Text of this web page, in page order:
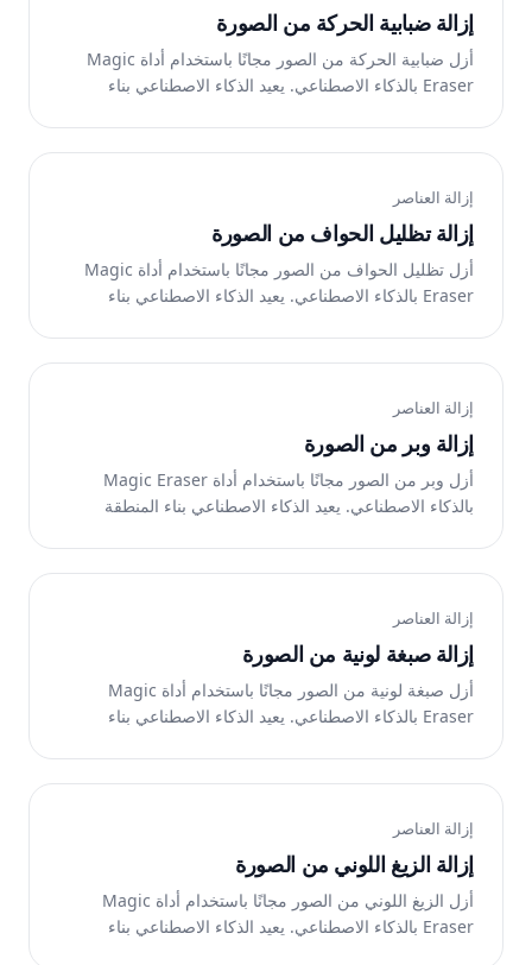
إزالة ضبابية الحركة من الصورة
أزل ضبابية الحركة من الصور مجانًا باستخدام أداة Magic
Eraser بالذكاء الاصطناعي. يعيد الذكاء الاصطناعي بناء
إزالة العناصر
إزالة تظليل الحواف من الصورة
أزل تظليل الحواف من الصور مجانًا باستخدام أداة Magic
Eraser بالذكاء الاصطناعي. يعيد الذكاء الاصطناعي بناء
إزالة العناصر
إزالة وبر من الصورة
أزل وبر من الصور مجانًا باستخدام أداة Magic Eraser
بالذكاء الاصطناعي. يعيد الذكاء الاصطناعي بناء المنطقة
إزالة العناصر
إزالة صبغة لونية من الصورة
أزل صبغة لونية من الصور مجانًا باستخدام أداة Magic
Eraser بالذكاء الاصطناعي. يعيد الذكاء الاصطناعي بناء
إزالة العناصر
إزالة الزيغ اللوني من الصورة
أزل الزيغ اللوني من الصور مجانًا باستخدام أداة Magic
Eraser بالذكاء الاصطناعي. يعيد الذكاء الاصطناعي بناء